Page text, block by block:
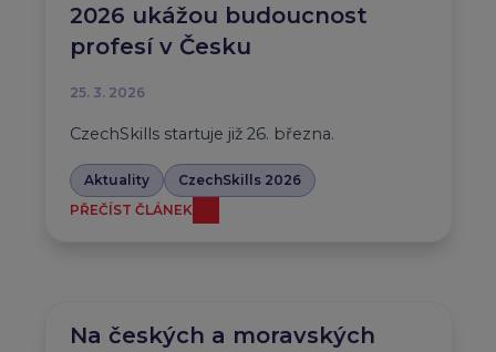
2026 ukážou budoucnost
profesí v Česku
25. 3. 2026
CzechSkills startuje již 26. března.
Aktuality
CzechSkills 2026
PŘEČÍST ČLÁNEK
Na českých a moravských